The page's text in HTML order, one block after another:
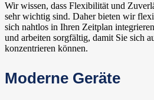
Wir wissen, dass Flexibilität und
sehr wichtig sind. Daher bieten wir
sich nahtlos in Ihren Zeitplan
und arbeiten sorgfältig, damit Sie sich
konzentrieren können.
Moderne Geräte